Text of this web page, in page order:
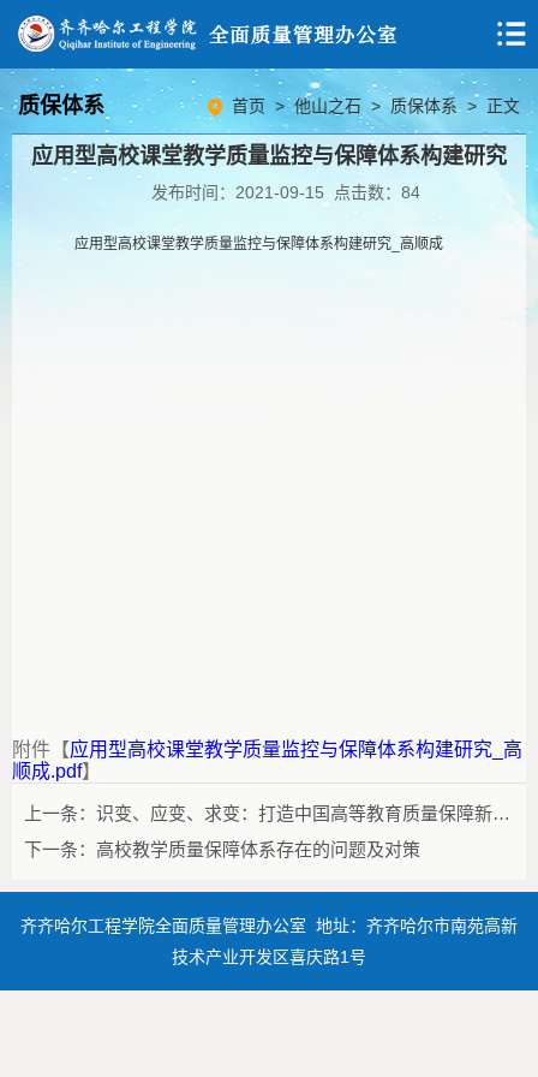
质保体系 首页 >他山之石 > 质保体系> 正文
应用型高校课堂教学质量监控与保障体系构建研究
发布时间：2021-09-15 点击数： 84
应用型高校课堂教学质量监控与保障体系构建研究_高顺成
附件【应用型高校课堂教学质量监控与保障体系构建研究_高
顺成.pdf】
上一条： 识变、应变、求变：打造中国高等教育质量保障新文化
下一条： 高校教学质量保障体系存在的问题及对策
齐齐哈尔工程学院全面质量管理办公室 地址：齐齐哈尔市南苑高新
技术产业开发区喜庆路1号